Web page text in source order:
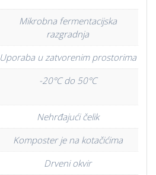
Mikrobna fermentacijska
razgradnja
Uporaba u zatvorenim prostorima
-20°C do 50°C
Nehrđajući čelik
Komposter je na kotačićima
Drveni okvir